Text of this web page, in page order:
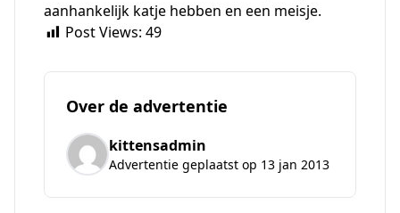
aanhankelijk katje hebben en een meisje.
Post Views: 49
Over de advertentie
kittensadmin
Advertentie geplaatst op 13 jan 2013